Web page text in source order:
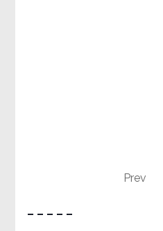
Prev
– – – – –